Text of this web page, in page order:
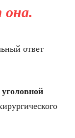
она.
ответ